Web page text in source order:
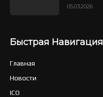
05.03.2026
Быстрая Навигация
Главная
Новости
ICO